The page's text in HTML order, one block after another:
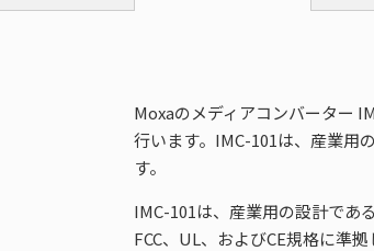
Moxaのメディアコンバーター
行います。IMC-101は、産業用
す。
IMC-101は、産業用の設計であ
FCC、UL、およびCE規格に準